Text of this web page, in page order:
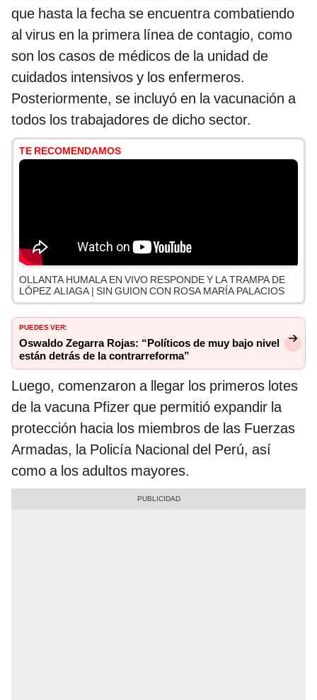
que hasta la fecha se encuentra combatiendo
al virus en la primera línea de contagio, como
son los casos de médicos de la unidad de
cuidados intensivos y los enfermeros.
Posteriormente, se incluyó en la vacunación a
todos los trabajadores de dicho sector.
TE RECOMENDAMOS
OLLANTA HUMALA EN VIVO RESPONDE Y LA TRAMPA DE
LÓPEZ ALIAGA | SIN GUION CON ROSA MARÍA PALACIOS
PUEDES VER:
Oswaldo Zegarra Rojas: “Políticos de muy bajo nivel
están detrás de la contrarreforma”
Luego, comenzaron a llegar los primeros lotes
de la vacuna Pfizer que permitió expandir la
protección hacia los miembros de las Fuerzas
Armadas, la Policía Nacional del Perú, así
como a los adultos mayores.